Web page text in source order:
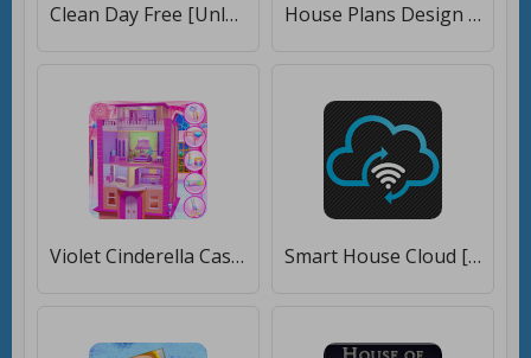
Clean Day Free [Unlocked] House Plans Design with Dimensions [Unlocked]
Violet Cinderella Castle Clean [Без рекламы] Smart House Cloud [Без рекламы]